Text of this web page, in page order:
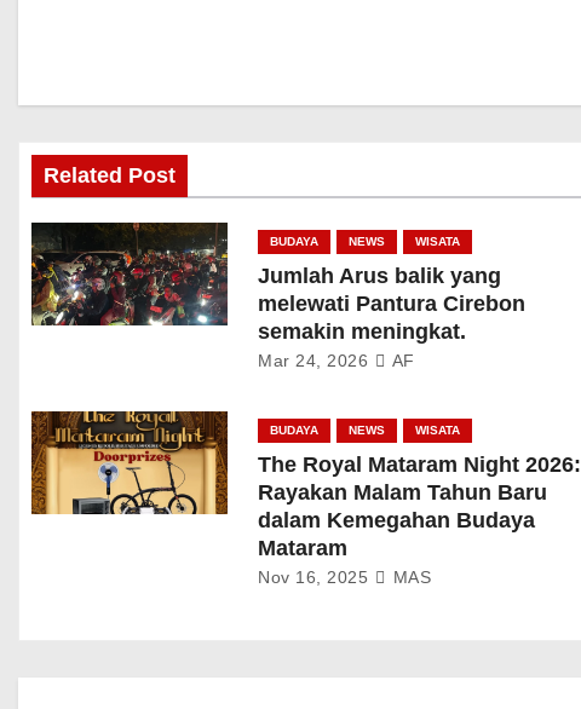
Related Post
BUDAYA NEWS WISATA
Jumlah Arus balik yang
melewati Pantura Cirebon
semakin meningkat.
Mar 24, 2026 AF
BUDAYA NEWS WISATA
The Royal Mataram Night 2026:
Rayakan Malam Tahun Baru
dalam Kemegahan Budaya
Mataram
Nov 16, 2025 MAS